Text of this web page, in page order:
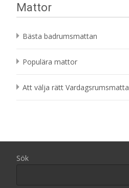
Mattor
Bästa badrumsmattan
Populära mattor
Att välja rätt Vardagsrumsmatta
Sök